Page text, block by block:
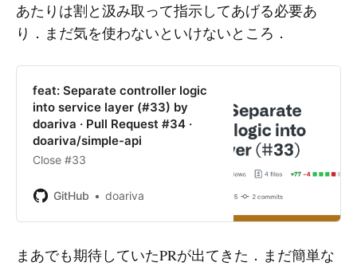
あたりは割と汲み取って指示してあげる必要あ
り．まだ気を使わないといけないところ．
feat: Separate controller logic
into service layer (#33) by
doariva · Pull Request #34 ·
doariva/simple-api
Close #33
GitHub doariva
まあでも期待していたPRが出てきた．まだ簡単な